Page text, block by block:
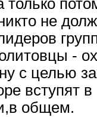
только
не
-
с целью
вступят
общем.